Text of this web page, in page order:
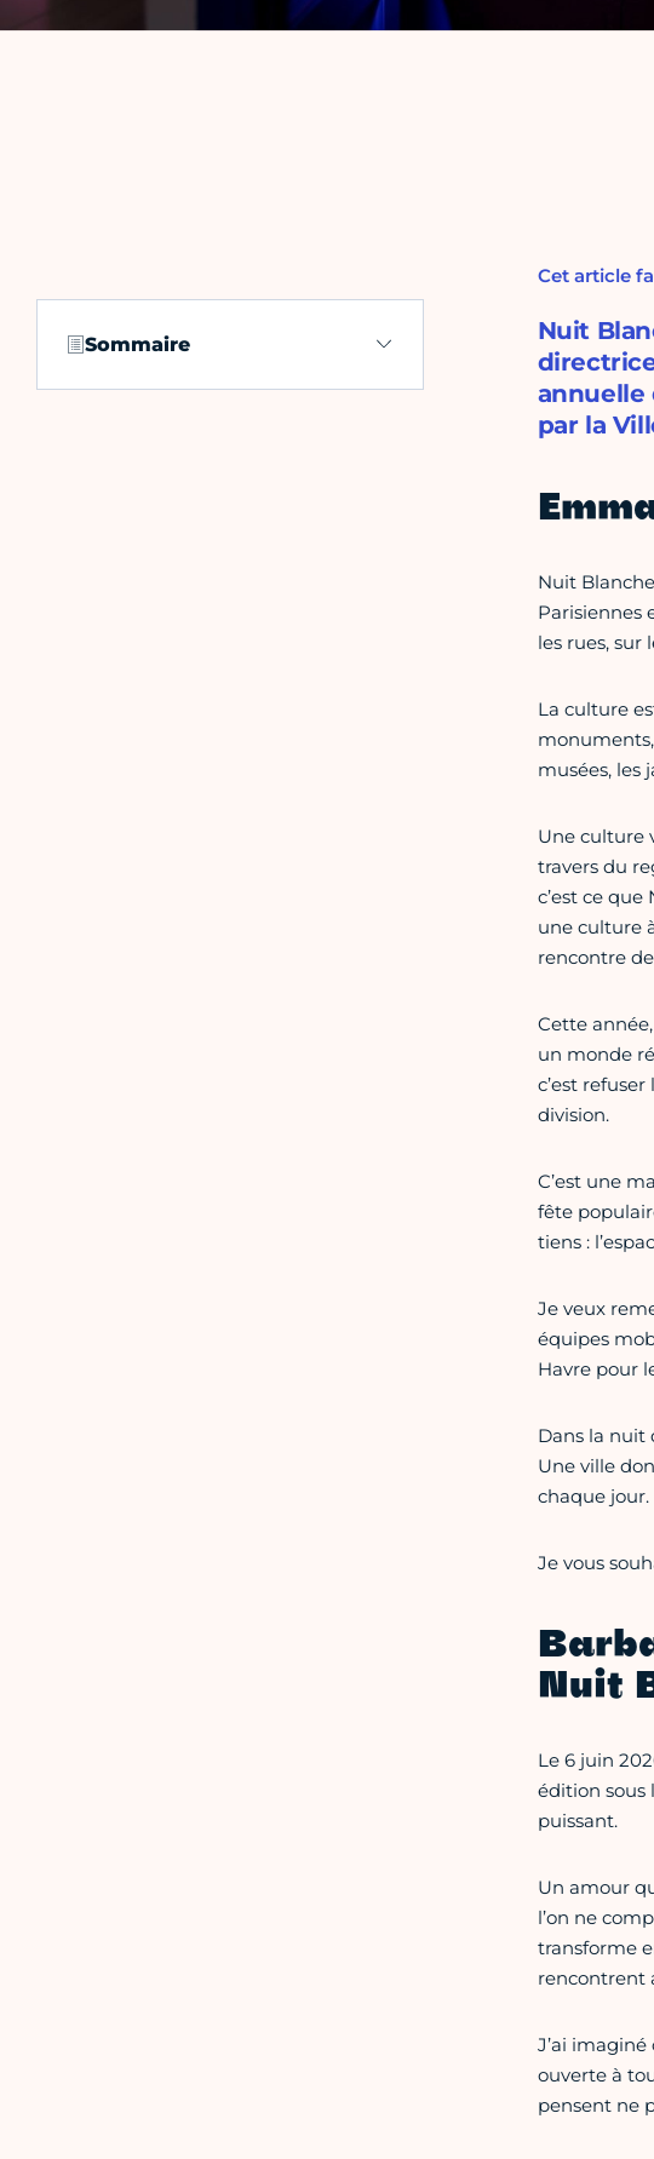
Sommaire
Cet article
Nuit
annuelle
par la
Nuit
Parisiennes
les rues, sur
La culture
musées, les
Une culture
travers du
c’est ce
une culture
rencontre
Cette
un monde
c’est
division.
C’est une
fête
tiens :
Je veux
équipes
Havre pour
Dans la nuit
Une ville
chaque jour.
Je vous
Nuit
Le 6 juin
édition sous
puissant.
Un amour
l’on ne
transforme
rencontrent
J’ai
ouverte à
pensent ne